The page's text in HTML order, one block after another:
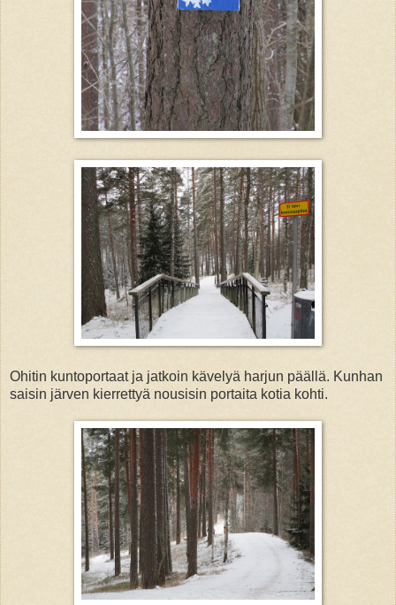
Ohitin kuntoportaat ja jatkoin kävelyä harjun päällä. Kunhan
saisin järven kierrettyä nousisin portaita kotia kohti.